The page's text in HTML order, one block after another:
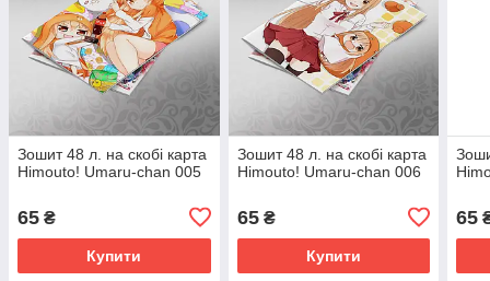
Зошит 48 л. на скобі карта
Himouto! Umaru-chan 005
65 ₴
Купити
Зошит 48 л. на скобі карта
Himouto! Umaru-chan 006
65₴
Купити
65